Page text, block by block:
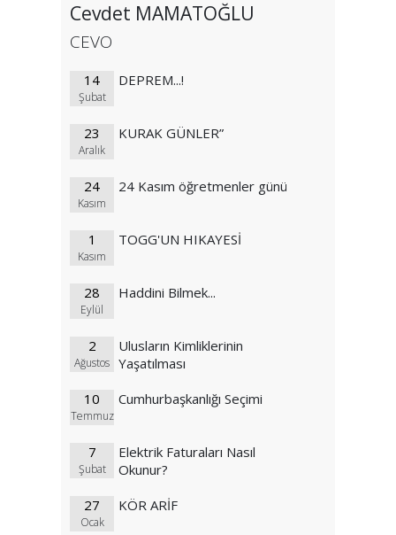
Cevdet MAMATOĞLU
CEVO
14
Şubat
DEPREM...!
23
Aralık
KURAK GÜNLER”
24
Kasım
24 Kasım öğretmenler günü
1
Kasım
TOGG'UN HIKAYESİ
28
Eylül
Haddini Bilmek...
2
Ağustos
Ulusların Kimliklerinin
Yaşatılması
10
Temmuz
Cumhurbaşkanlığı Seçimi
7
Şubat
Elektrik Faturaları Nasıl
Okunur?
27
Ocak
KÖR ARİF